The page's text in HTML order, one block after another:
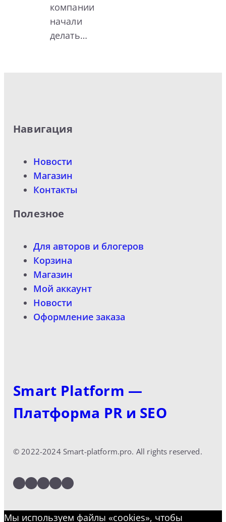
компании
начали
делать…
Навигация
Новости
Магазин
Контакты
Полезное
Для авторов и блогеров
Корзина
Магазин
Мой аккаунт
Новости
Оформление заказа
Smart Platform —
Платформа PR и SEO
© 2022-2024 Smart-platform.pro. All rights reserved.
LinkedIn
Facebook
Twitter
Instagram
YouTube
Мы используем файлы «cookies», чтобы